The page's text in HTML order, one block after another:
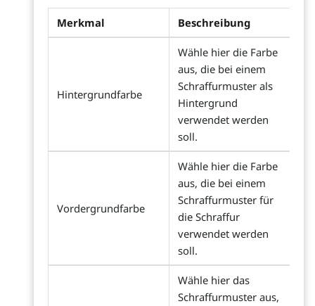
Merkmal Beschreibung
Hintergrundfarbe
Wähle hier die Farbe
aus, die bei einem
Schraffurmuster als
Hintergrund
verwendet werden
soll.
Vordergrundfarbe
Wähle hier die Farbe
aus, die bei einem
Schraffurmuster für
die Schraffur
verwendet werden
soll.
Wähle hier das
Schraffurmuster aus,